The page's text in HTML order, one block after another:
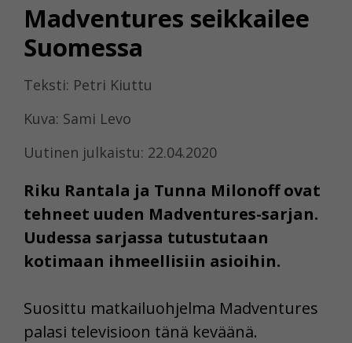
Madventures seikkailee
Suomessa
Teksti: Petri Kiuttu
Kuva: Sami Levo
Uutinen julkaistu: 22.04.2020
Riku Rantala ja Tunna Milonoff ovat
tehneet uuden Madventures-sarjan.
Uudessa sarjassa tutustutaan
kotimaan ihmeellisiin asioihin.
Suosittu matkailuohjelma Madventures
palasi televisioon tänä keväänä.